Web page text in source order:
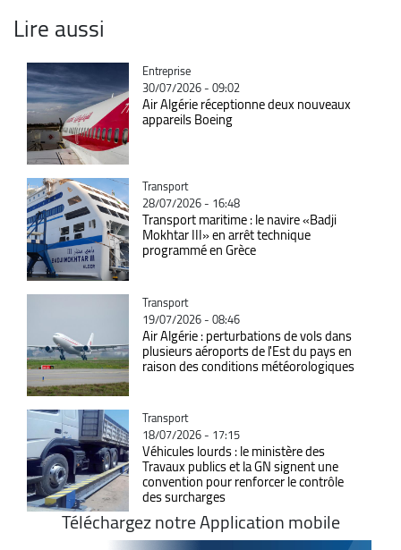
Lire aussi
Catégorie
Entreprise
30/07/2026 - 09:02
Air Algérie réceptionne deux nouveaux
appareils Boeing
Catégorie
Transport
28/07/2026 - 16:48
Transport maritime : le navire «Badji
Mokhtar III» en arrêt technique
programmé en Grèce
Catégorie
Transport
19/07/2026 - 08:46
Air Algérie : perturbations de vols dans
plusieurs aéroports de l'Est du pays en
raison des conditions météorologiques
Catégorie
Transport
18/07/2026 - 17:15
Véhicules lourds : le ministère des
Travaux publics et la GN signent une
convention pour renforcer le contrôle
des surcharges
Téléchargez notre Application mobile